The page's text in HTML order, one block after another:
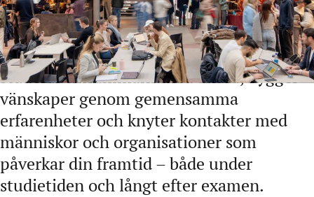
Studentlivet vid Handelshögskolan i
Stockholm samlar ambitiösa studenter i
en nära och samarbetsinriktad miljö. Du
studerar tillsammans med andra, bygger
vänskaper genom gemensamma
erfarenheter och knyter kontakter med
människor och organisationer som
påverkar din framtid – både under
studietiden och långt efter examen.